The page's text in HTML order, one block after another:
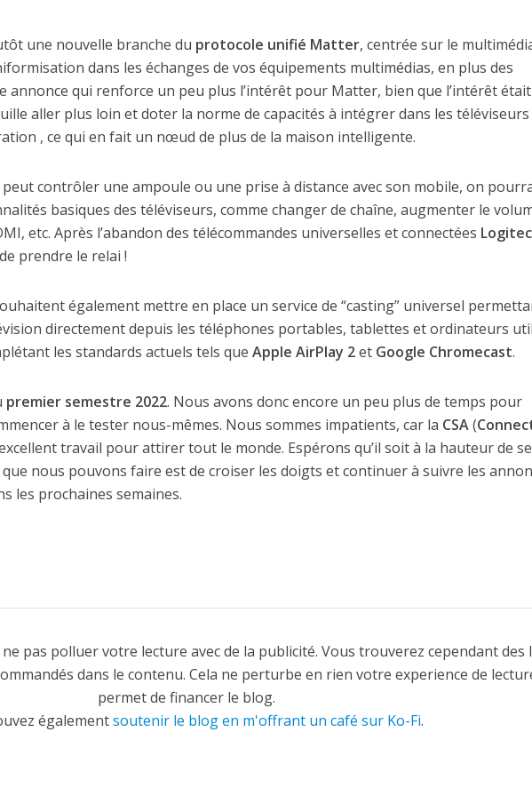
une nouvelle branche du protocole unifié Matter, centrée sur le
dans les échanges de vos équipements multimédias, en plus des
annonce qui renforce un peu plus l’intérêt pour Matter, bien que l’intérêt
aller plus loin et doter la norme de capacités à intégrer dans les téléviseurs
, ce qui en fait un nœud de plus de la maison intelligente.
peut contrôler une ampoule ou une prise à distance avec son mobile, on
basiques des téléviseurs, comme changer de chaîne, augmenter le
etc. Après l’abandon des télécommandes universelles et connectées
prendre le relai !
également mettre en place un service de “casting” universel
directement depuis les téléphones portables, tablettes et ordinateurs
les standards actuels tels que Apple AirPlay 2et Google Chromecast.
premier semestre 2022. Nous avons donc encore un peu plus de temps pour
à le tester nous-mêmes. Nous sommes impatients, car la CSA(
travail pour attirer tout le monde. Espérons qu’il soit à la hauteur de
nous pouvons faire est de croiser les doigts et continuer à suivre les
les prochaines semaines.
pas polluer votre lecture avec de la publicité. Vous trouverez cependant des
dans le contenu. Cela ne perturbe en rien votre experience de
permet de financer le blog.
égalementsoutenir le blog en m'offrant un café sur Ko-Fi.